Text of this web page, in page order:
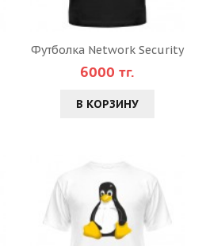
Футболка Network Security
6000 тг.
В КОРЗИНУ